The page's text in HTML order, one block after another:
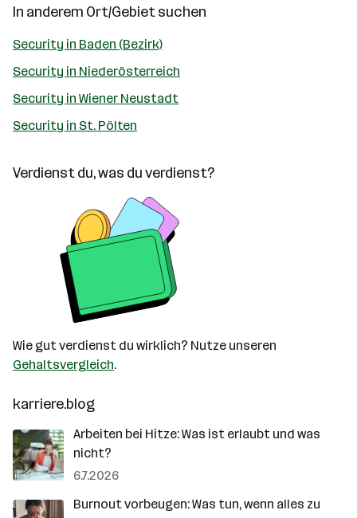
In anderem Ort/Gebiet suchen
Security in Baden (Bezirk)
Security in Niederösterreich
Security in Wiener Neustadt
Security in St. Pölten
Verdienst du, was du verdienst?
Wie gut verdienst du wirklich? Nutze unseren
Gehaltsvergleich.
karriere.blog
Arbeiten bei Hitze: Was ist erlaubt und was
nicht?
6.7.2026
Burnout vorbeugen: Was tun, wenn alles zu